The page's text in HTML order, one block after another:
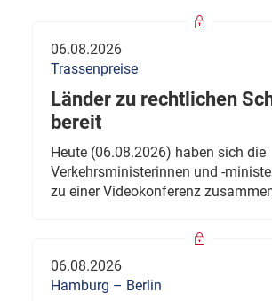
06.08.2026
Trassenpreise
Länder zu rechtlichen
bereit
Heute (06.08.2026) haben sich die
Verkehrsministerinnen und -
zu einer Videokonferenz
06.08.2026
Hamburg – Berlin